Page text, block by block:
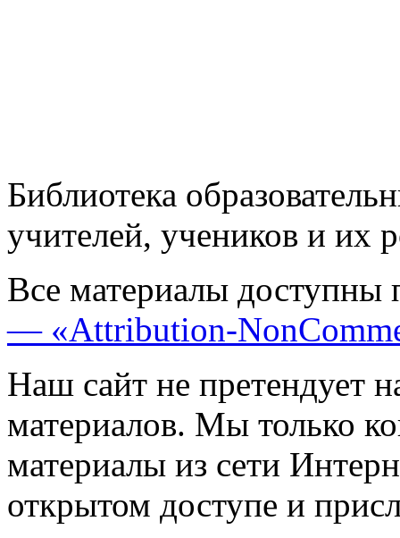
Библиотека
учителей, учеников и их
Все материалы доступны
— «Attribution-
Наш сайт не претендует
материалов. Мы только
материалы из сети
открытом доступе и